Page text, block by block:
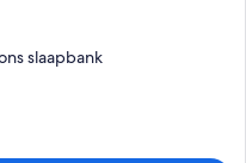
slaapbank